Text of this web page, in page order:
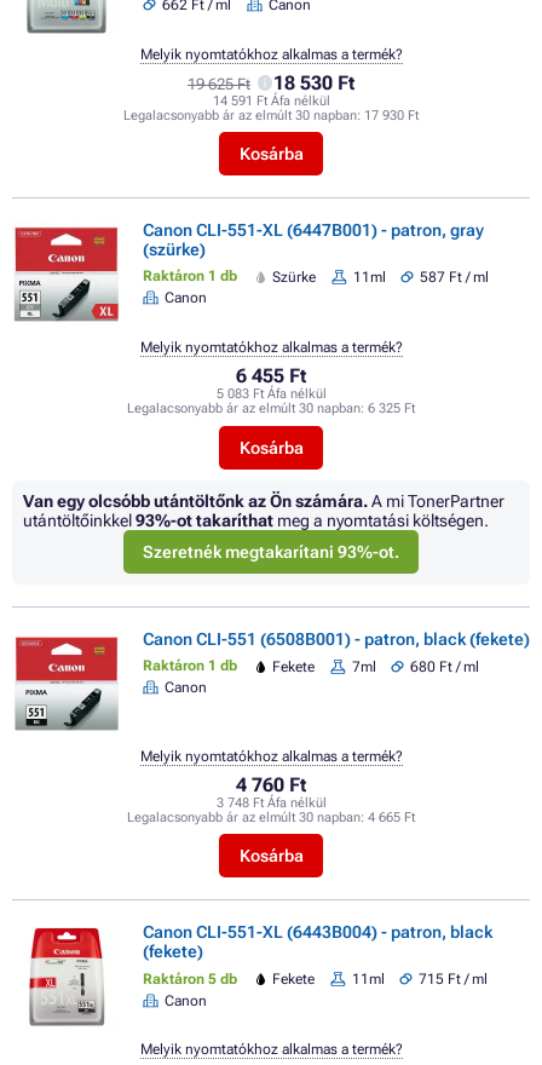
662 Ft / ml Canon
19 625 Ft 18 530 Ft
14 591 Ft Áfa nélkül
Legalacsonyabb ár az elmúlt 30 napban: 17 930 Ft
Kosárba
Melyik nyomtatókhoz alkalmas a termék?
Canon CLI-551-XL (6447B001) - patron, gray
(szürke)
Raktáron 1 db Szürke 11ml
587 Ft / ml
Canon
6 455 Ft
5 083 Ft Áfa nélkül
Legalacsonyabb ár az elmúlt 30 napban: 6 325 Ft
Kosárba
Melyik nyomtatókhoz alkalmas a termék?
Van egy olcsóbb utántöltőnk az Ön számára.A mi TonerPartner
utántöltőinkkel93%-ot takaríthat meg a nyomtatási költségen.
Szeretnék megtakarítani 93%-ot.
Canon CLI-551 (6508B001) - patron, black (fekete)
Raktáron 1 db Fekete 7ml
680 Ft / ml
Canon
4 760 Ft
3 748 Ft Áfa nélkül
Legalacsonyabb ár az elmúlt 30 napban: 4 665 Ft
Kosárba
Melyik nyomtatókhoz alkalmas a termék?
Canon CLI-551-XL (6443B004) - patron, black
(fekete)
Raktáron 5 db Fekete 11ml
715 Ft / ml
Canon
Melyik nyomtatókhoz alkalmas a termék?